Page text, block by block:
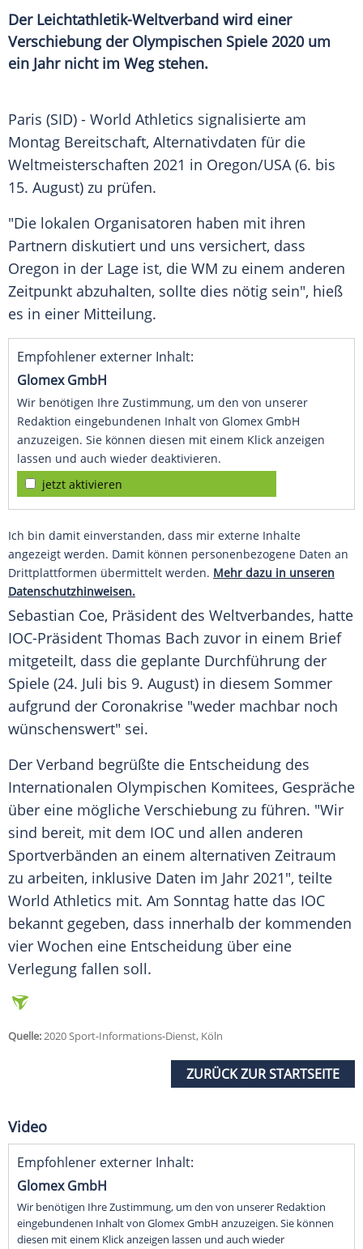
Der Leichtathletik-Weltverband wird einer
Verschiebung der Olympischen Spiele 2020 um
ein Jahr nicht im Weg stehen.
Paris (SID) - World Athletics signalisierte am
Montag Bereitschaft, Alternativdaten für die
Weltmeisterschaften 2021 in Oregon/USA (6. bis
15. August) zu prüfen.
"Die lokalen Organisatoren haben mit ihren
Partnern diskutiert und uns versichert, dass
Oregon in der Lage ist, die WM zu einem anderen
Zeitpunkt abzuhalten, sollte dies nötig sein", hieß
es in einer Mitteilung.
Empfohlener externer Inhalt:
Glomex GmbH
Wir benötigen Ihre Zustimmung, um den von unserer
Redaktion eingebundenen Inhalt von Glomex GmbH
anzuzeigen. Sie können diesen mit einem Klick anzeigen
lassen und auch wieder deaktivieren.
jetzt aktivieren
Ich bin damit einverstanden, dass mir externe Inhalte
angezeigt werden. Damit können personenbezogene Daten an
Drittplattformen übermittelt werden. Mehr dazu in unseren
Datenschutzhinweisen.
Sebastian Coe, Präsident des Weltverbandes, hatte
IOC-Präsident Thomas Bach zuvor in einem Brief
mitgeteilt, dass die geplante Durchführung der
Spiele (24. Juli bis 9. August) in diesem Sommer
aufgrund der Coronakrise "weder machbar noch
wünschenswert" sei.
Der Verband begrüßte die Entscheidung des
Internationalen Olympischen Komitees, Gespräche
über eine mögliche Verschiebung zu führen. "Wir
sind bereit, mit dem IOC und allen anderen
Sportverbänden an einem alternativen Zeitraum
zu arbeiten, inklusive Daten im Jahr 2021", teilte
World Athletics mit. Am Sonntag hatte das IOC
bekannt gegeben, dass innerhalb der kommenden
vier Wochen eine Entscheidung über eine
Verlegung fallen soll.
Quelle:2020 Sport-Informations-Dienst, Köln
ZURÜCK ZUR STARTSEITE
Video
Empfohlener externer Inhalt:
Glomex GmbH
Wir benötigen Ihre Zustimmung, um den von unserer Redaktion
eingebundenen Inhalt von Glomex GmbH anzuzeigen. Sie können
diesen mit einem Klick anzeigen lassen und auch wieder